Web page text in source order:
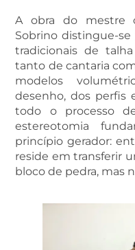
A obra do mestre
Sobrino distingue-
tradicionais de
tanto de cantaria
modelos
desenho, dos perfis
todo o processo
estereotomia
princípio gerador:
reside em transferir
bloco de pedra, mas